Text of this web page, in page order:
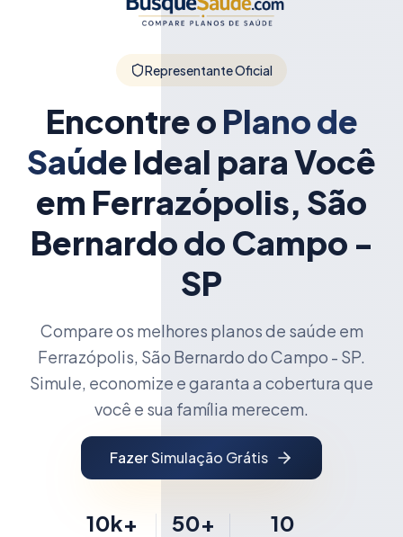
Representante Oficial
Encontre o Plano de
Saúde Ideal para Você
em Ferrazópolis, São
Bernardo do Campo -
SP
Compare os melhores planos de saúde em
Ferrazópolis, São Bernardo do Campo - SP.
Simule, economize e garanta a cobertura que
você e sua família merecem.
Fazer Simulação Grátis
10k+ 50+ 10